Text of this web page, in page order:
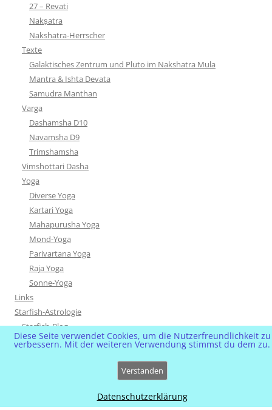
27 – Revati
Nakṣatra
Nakshatra-Herrscher
Texte
Galaktisches Zentrum und Pluto im Nakshatra Mula
Mantra & Ishta Devata
Samudra Manthan
Varga
Dashamsha D10
Navamsha D9
Trimshamsha
Vimshottari Dasha
Yoga
Diverse Yoga
Kartari Yoga
Mahapurusha Yoga
Mond-Yoga
Parivartana Yoga
Raja Yoga
Sonne-Yoga
Links
Starfish-Astrologie
Starfish-Blog
VIP & News
Diese Seite verwendet Cookies, um die Nutzerfreundlichkeit zu
verbessern. Mit der weiteren Verwendung stimmst du dem zu.
Verstanden
Datenschutzerklärung